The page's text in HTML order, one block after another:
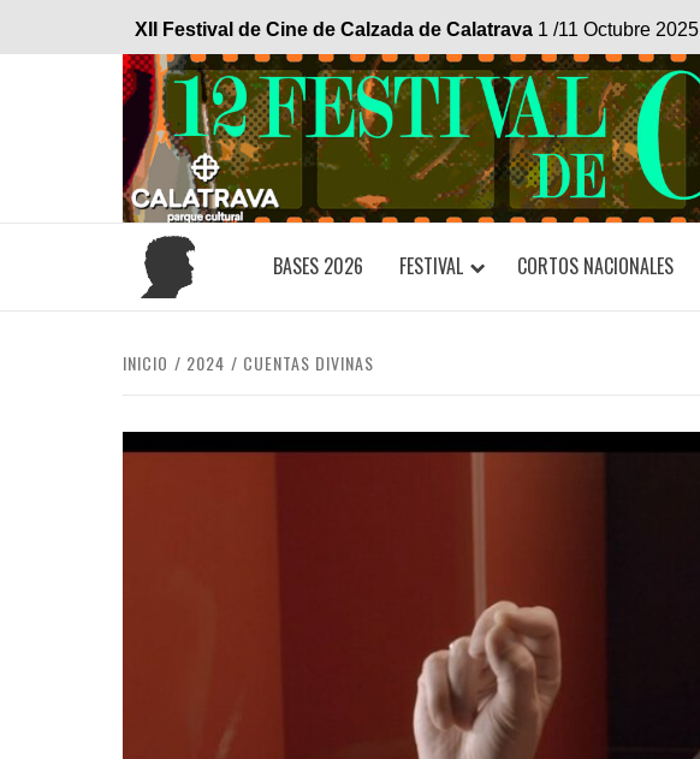
XII Festival de Cine de Calzada de Calatrava 1 /11 Octubre 2025
BASES 2026 FESTIVAL CORTOS NACIONALES
INICIO 2024 CUENTAS DIVINAS